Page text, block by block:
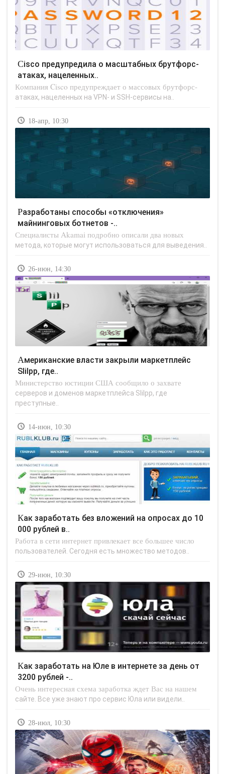
Cisco предупредила о масштабных брутфорс-
атаках, нацеленных..
Компания Cisco предупреждает о массовых брутфорс-
атаках, нацеленных на VPN- и SSH-сервисы на..
18-апр, 10:30
Разработаны способы «отключения»
майнинговых ботнетов -..
Специалисты Akamai подробно описали два новых
метода, которые могут использоваться для выведения..
26-июн, 14:30
Американские власти закрыли маркетплейс
Slilpp, где..
Министерство юстиции США сообщило о захвате
серверов и доменов маркетплейса Slilpp, где
преступные..
14-июн, 10:30
Как заработать без вложений на опросах до 10
000 рублей в..
Работа в сети интернет привлекает все большее число
пользователей. Сегодня есть множество методов..
29-июн, 10:30
Как заработать на Юле в интернете за день от
3200 рублей -..
Очень интересная схема заработка ждет Вас на нашем
сайте. Все уже знают про сервис Юла или видели..
28-июл, 10:30